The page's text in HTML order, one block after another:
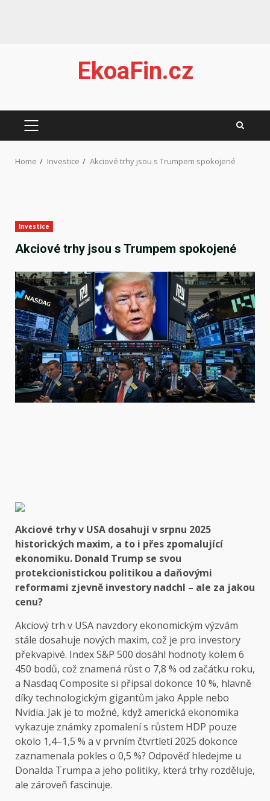
EkoaFin.cz
PRIMARY
Home Investice Akciové trhy jsou s Trumpem spokojené
Investice
Akciové trhy jsou s Trumpem spokojené
Akciové trhy v USA dosahují v srpnu 2025
historických maxim, a to i přes zpomalující
ekonomiku. Donald Trump se svou
protekcionistickou politikou a daňovými
reformami zjevně investory nadchl – ale za jakou
cenu?
Akciový trh v USA navzdory ekonomickým výzvám
stále dosahuje nových maxim, což je pro investory
překvapivé. Index S&P 500 dosáhl hodnoty kolem 6
450 bodů, což znamená růst o 7,8 % od začátku roku,
a Nasdaq Composite si připsal dokonce 10 %, hlavně
díky technologickým gigantům jako Apple nebo
Nvidia. Jak je to možné, když americká ekonomika
vykazuje známky zpomalení s růstem HDP pouze
okolo 1,4–1,5 % a v prvním čtvrtletí 2025 dokonce
zaznamenala pokles o 0,5 %? Odpověď hledejme u
Donalda Trumpa a jeho politiky, která trhy rozděluje,
ale zároveň fascinuje.